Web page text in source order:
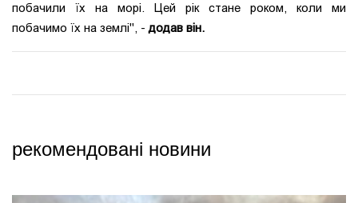
побачили їх на морі. Цей рік стане роком, коли ми
побачимо їх на землі", -додав він.
рекомендовані новини